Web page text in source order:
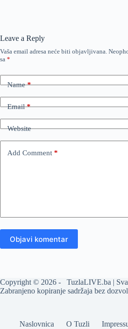
Leave a Reply
Vaša email adresa neće biti objavljivana.
sa *
Name*
Email*
Website
Add Comment *
Objavi komentar
Copyright © 2026 - TuzlaLIVE.ba | Sva
Zabranjeno kopiranje sadržaja bez
Naslovnica O Tuzli